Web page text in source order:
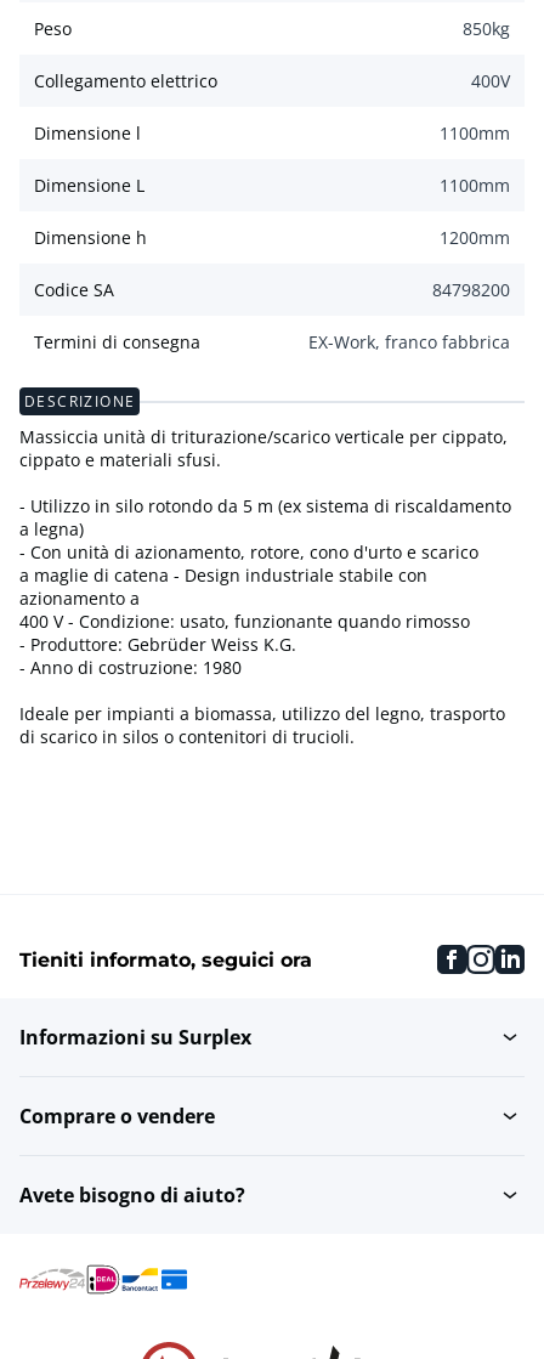
Peso 850kg
Collegamento elettrico 400V
Dimensione l 1100mm
Dimensione L 1100mm
Dimensione h 1200mm
Codice SA 84798200
Termini di consegna EX-Work, franco fabbrica
DESCRIZIONE
Massiccia unità di triturazione/scarico verticale per cippato,
cippato e materiali sfusi.
- Utilizzo in silo rotondo da 5 m (ex sistema di riscaldamento
a legna)
- Con unità di azionamento, rotore, cono d'urto e scarico
a maglie di catena - Design industriale stabile con
azionamento a
400 V - Condizione: usato, funzionante quando rimosso
- Produttore: Gebrüder Weiss K.G.
- Anno di costruzione: 1980
Ideale per impianti a biomassa, utilizzo del legno, trasporto
di scarico in silos o contenitori di trucioli.
Tieniti informato, seguici ora
Informazioni su Surplex
Comprare o vendere
Avete bisogno di aiuto?